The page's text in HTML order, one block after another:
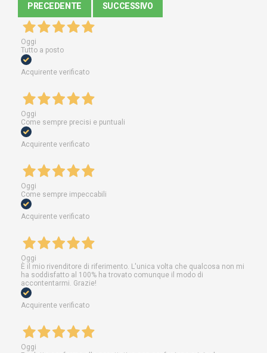
PRECEDENTE SUCCESSIVO
Oggi
Tutto a posto
Acquirente verificato
Oggi
Come sempre precisi e puntuali
Acquirente verificato
Oggi
Come sempre impeccabili
Acquirente verificato
Oggi
È il mio rivenditore di riferimento. L'unica volta che qualcosa non mi
ha soddisfatto al 100% ha trovato comunque il modo di
accontentarmi. Grazie!
Acquirente verificato
Oggi